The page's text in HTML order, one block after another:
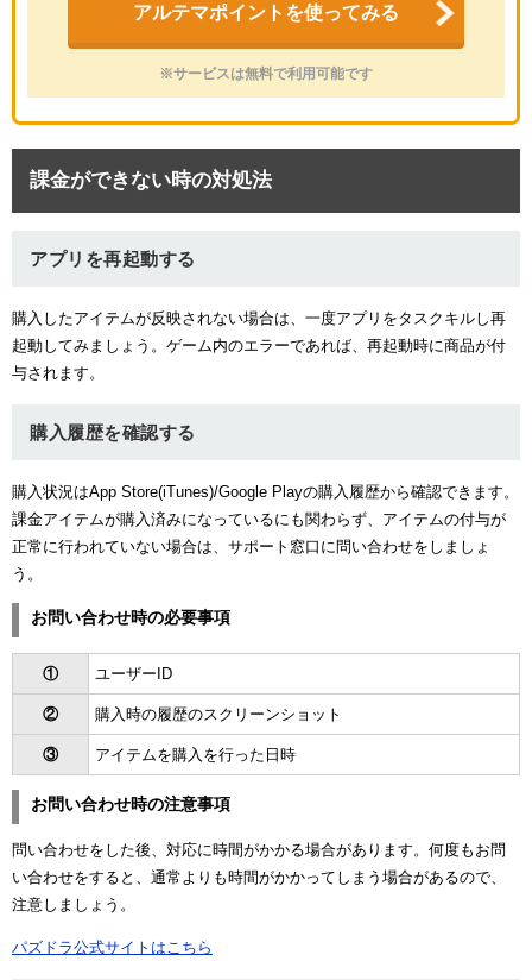
アルテマポイントを使ってみる
※サービスは無料で利用可能です
課金ができない時の対処法
アプリを再起動する
購入したアイテムが反映されない場合は、一度アプリをタスクキルし再
起動してみましょう。ゲーム内のエラーであれば、再起動時に商品が付
与されます。
購入履歴を確認する
購入状況はApp Store(iTunes)/Google Playの購入履歴から確認できます。
課金アイテムが購入済みになっているにも関わらず、アイテムの付与が
正常に行われていない場合は、サポート窓口に問い合わせをしましょ
う。
お問い合わせ時の必要事項
① ユーザーID
② 購入時の履歴のスクリーンショット
③ アイテムを購入を行った日時
お問い合わせ時の注意事項
問い合わせをした後、対応に時間がかかる場合があります。何度もお問
い合わせをすると、通常よりも時間がかかってしまう場合があるので、
注意しましょう。
パズドラ公式サイトはこちら